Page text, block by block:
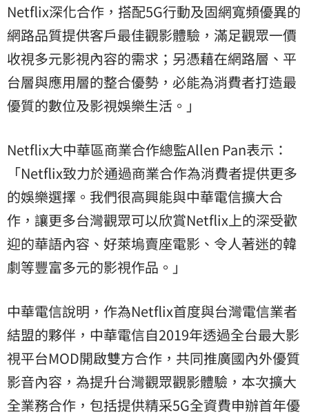
Netflix深化合作，搭配5G行動及固網寬頻優異的
網路品質提供客戶最佳觀影體驗，滿足觀眾一價
收視多元影視內容的需求；另憑藉在網路層、平
台層與應用層的整合優勢，必能為消費者打造最
優質的數位及影視娛樂生活。」
Netflix大中華區商業合作總監Allen Pan表示：
「Netflix致力於通過商業合作為消費者提供更多
的娛樂選擇。我們很高興能與中華電信擴大合
作，讓更多台灣觀眾可以欣賞Netflix上的深受歡
迎的華語內容、好萊塢賣座電影、令人著迷的韓
劇等豐富多元的影視作品。」
中華電信說明，作為Netflix首度與台灣電信業者
結盟的夥伴，中華電信自2019年透過全台最大影
視平台MOD開啟雙方合作，共同推廣國內外優質
影音內容，為提升台灣觀眾觀影體驗，本次擴大
全業務合作，包括提供精采5G全資費申辦首年優